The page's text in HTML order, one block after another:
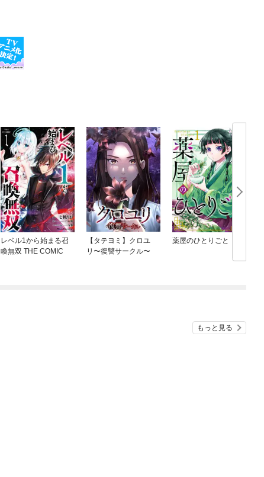
レベル1から始まる召
喚無双 THE COMIC
【タテヨミ】クロユ
リ〜復讐サークル〜
薬屋のひとりごと
もっと見る